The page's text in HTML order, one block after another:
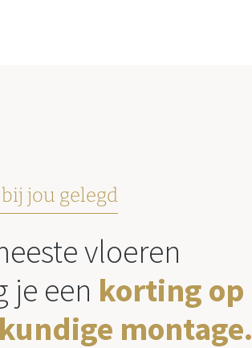
jou gelegd
vloeren
je een korting op
montage.